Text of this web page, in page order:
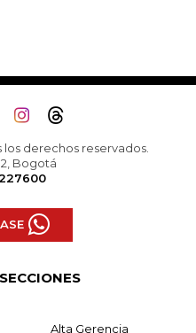
los derechos reservados.
Bogotá
Alta Gerencia